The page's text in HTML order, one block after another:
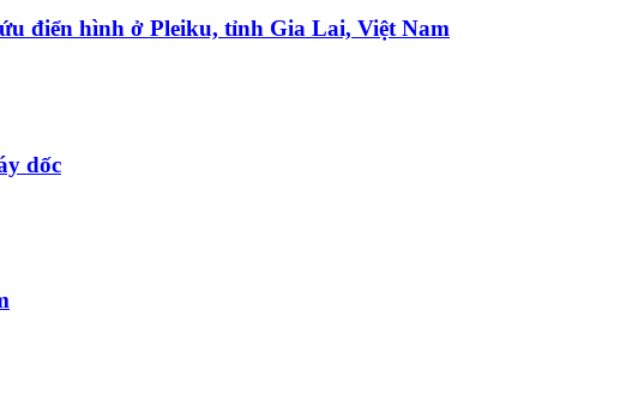
điển hình ở Pleiku, tỉnh Gia Lai, Việt Nam
dốc